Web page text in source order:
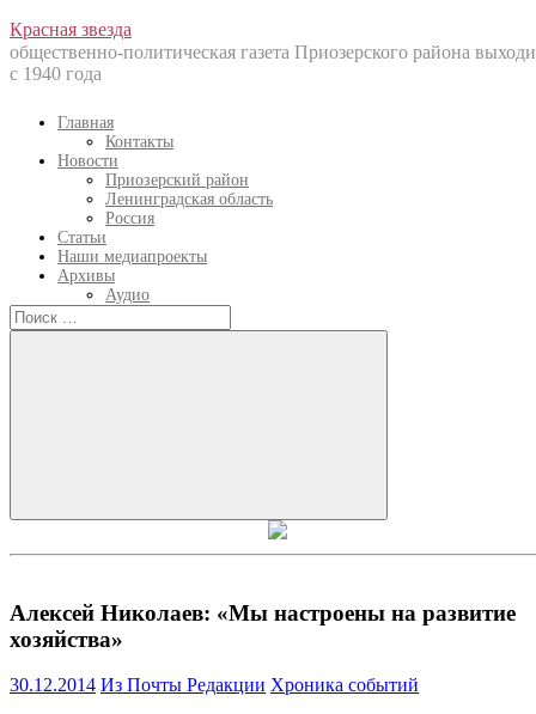
Перейти
к
содержанию
Красная звезда
общественно-политическая газета Приозерского района
с 1940 года
Главная
Контакты
Новости
Приозерский район
Ленинградская область
Россия
Статьи
Наши медиапроекты
Архивы
Аудио
Искать:
Искать
Алексей Николаев: «Мы настроены на развитие
хозяйства»
30.12.2014 Из Почты Редакции Хроника событий